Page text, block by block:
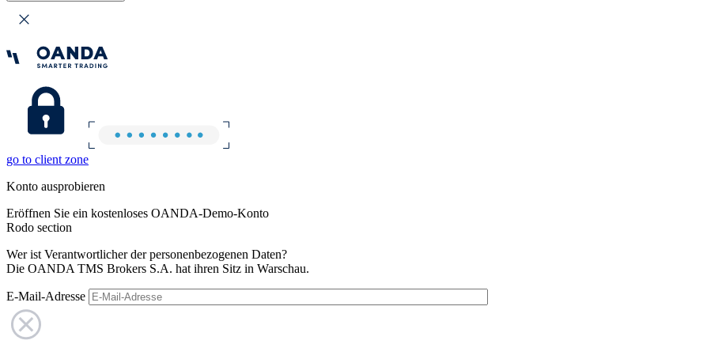
go to client zone
Konto ausprobieren
Eröffnen Sie ein kostenloses OANDA-Demo-Konto
Rodo section
Wer ist Verantwortlicher der personenbezogenen Daten?
Die OANDA TMS Brokers S.A. hat ihren Sitz in Warschau.
E-Mail-Adresse